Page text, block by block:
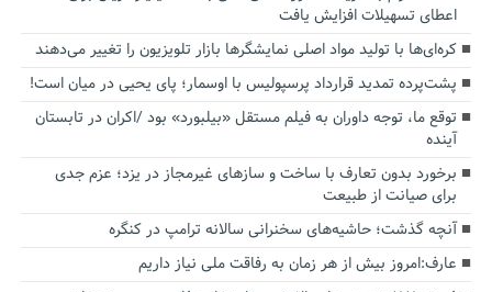
اعطای تسهیلات افزایش یافت
کره‌ای‌ها با تولید مواد اصلی نمایشگرها بازار تلویزیون را تغییر می‌دهند
پشت‌پرده تمدید قرارداد پرسپولیس با اوسمار؛ پای یحیی در میان است!
توقع ما، توجه داوران به فیلم مستقل «بیلبورد» بود /اکران در تابستان
آینده
برخورد بدون تعارف با ساخت‌ و سازهای غیرمجاز در یزد؛ عزم جدی
برای صیانت از طبیعت
آنچه گذشت؛ حاشیه‌های سخنرانی سالانه ترامپ در کنگره
عارف:امروز بیش از هر زمان به رفاقت ملی نیاز داریم